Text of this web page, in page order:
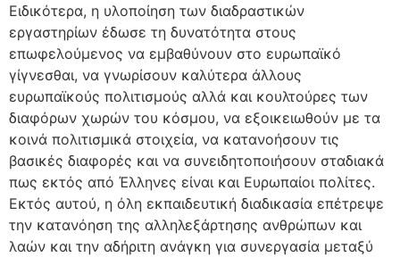
Ειδικότερα, η υλοποίηση των διαδραστικών
εργαστηρίων έδωσε τη δυνατότητα στους
επωφελούμενος να εμβαθύνουν στο ευρωπαϊκό
γίγνεσθαι, να γνωρίσουν καλύτερα άλλους
ευρωπαϊκούς πολιτισμούς αλλά και κουλτούρες των
διαφόρων χωρών του κόσμου, να εξοικειωθούν με τα
κοινά πολιτισμικά στοιχεία, να κατανοήσουν τις
βασικές διαφορές και να συνειδητοποιήσουν σταδιακά
πως εκτός από Έλληνες είναι και Ευρωπαίοι πολίτες.
Εκτός αυτού, η όλη εκπαιδευτική διαδικασία επέτρεψε
την κατανόηση της αλληλεξάρτησης ανθρώπων και
λαών και την αδήριτη ανάγκη για συνεργασία μεταξύ